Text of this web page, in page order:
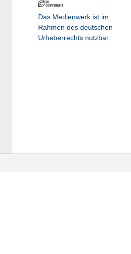
Das Medienwerk ist im
Rahmen des deutschen
Urheberrechts nutzbar.